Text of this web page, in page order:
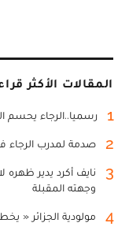
المقالات الأكثر
1 رسميا..الرجاء يحسم
2 صدمة لمدرب الرجاء
3
نايف أكرد يدير ظهره
وجهته المقبلة
4 مولودية الجزائر «